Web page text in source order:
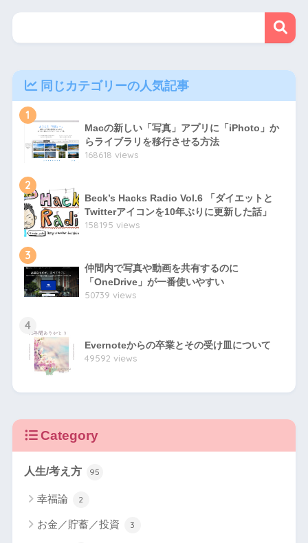
同じカテゴリーの人気記事
1
Macの新しい「写真」アプリに「iPhoto」か
らライブラリを移行させる方法
168618 views
2
Beck’s Hacks Radio Vol.6 「ダイエットと
Twitterアイコンを10年ぶりに更新した話」
158195 views
3
仲間内で写真や動画を共有するのに
「OneDrive」が一番使いやすい
50739 views
4
Evernoteからの卒業とその受け皿について
49592 views
Category
人生/考え方 95
幸福論 2
お金／貯蓄／投資 3